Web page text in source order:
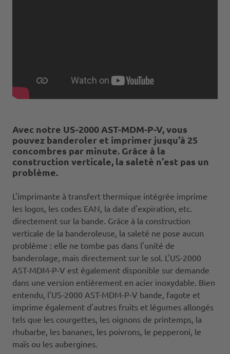
Avec notre US-2000 AST-MDM-P-V, vous
pouvez banderoler et imprimer jusqu'à 25
concombres par minute. Grâce à la
construction verticale, la saleté n'est pas un
problème.
L'imprimante à transfert thermique intégrée imprime
les logos, les codes EAN, la date d'expiration, etc.
directement sur la bande. Grâce à la construction
verticale de la banderoleuse, la saleté ne pose aucun
problème : elle ne tombe pas dans l'unité de
banderolage, mais directement sur le sol. L'US-2000
AST-MDM-P-V est également disponible sur demande
dans une version entièrement en acier inoxydable. Bien
entendu, l'US-2000 AST-MDM-P-V bande, fagote et
imprime également d'autres fruits et légumes allongés
tels que les courgettes, les oignons de printemps, la
rhubarbe, les bananes, les poivrons, le pepperoni, le
maïs ou les aubergines.